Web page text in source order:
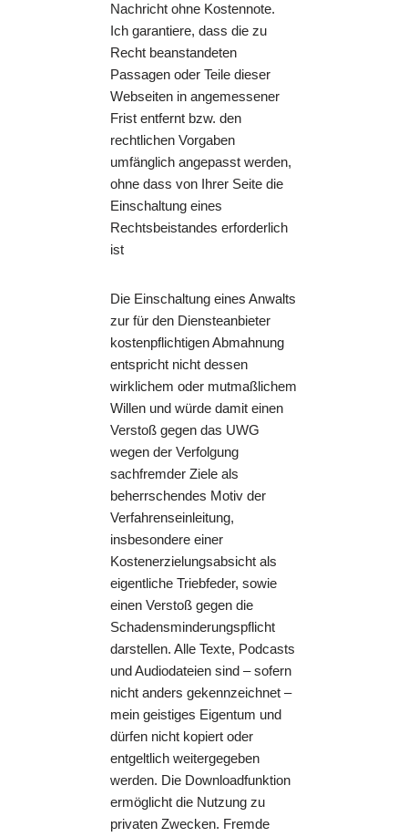
Nachricht ohne Kostennote.
Ich garantiere, dass die zu
Recht beanstandeten
Passagen oder Teile dieser
Webseiten in angemessener
Frist entfernt bzw. den
rechtlichen Vorgaben
umfänglich angepasst werden,
ohne dass von Ihrer Seite die
Einschaltung eines
Rechtsbeistandes erforderlich
ist
Die Einschaltung eines Anwalts
zur für den Diensteanbieter
kostenpflichtigen Abmahnung
entspricht nicht dessen
wirklichem oder mutmaßlichem
Willen und würde damit einen
Verstoß gegen das UWG
wegen der Verfolgung
sachfremder Ziele als
beherrschendes Motiv der
Verfahrenseinleitung,
insbesondere einer
Kostenerzielungsabsicht als
eigentliche Triebfeder, sowie
einen Verstoß gegen die
Schadensminderungspflicht
darstellen. Alle Texte, Podcasts
und Audiodateien sind – sofern
nicht anders gekennzeichnet –
mein geistiges Eigentum und
dürfen nicht kopiert oder
entgeltlich weitergegeben
werden. Die Downloadfunktion
ermöglicht die Nutzung zu
privaten Zwecken. Fremde